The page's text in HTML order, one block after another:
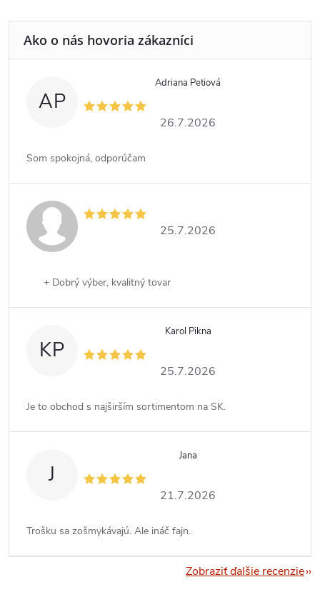
AP
Adriana Petiová
26.7.2026
Som spokojná, odporúčam
25.7.2026
+ Dobrý výber, kvalitný tovar
KP
Karol Pikna
25.7.2026
Je to obchod s najširším sortimentom na SK.
J
Jana
21.7.2026
Trošku sa zošmykávajú. Ale ináč fajn.
Zobraziť ďalšie recenzie